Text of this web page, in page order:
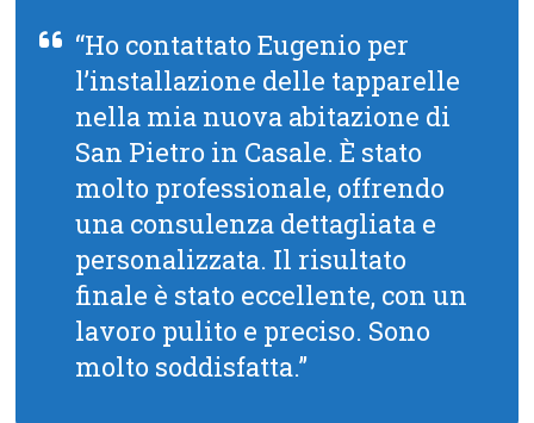
“Ho contattato Eugenio per
l’installazione delle tapparelle
nella mia nuova abitazione di
San Pietro in Casale. È stato
molto professionale, offrendo
una consulenza dettagliata e
personalizzata. Il risultato
finale è stato eccellente, con un
lavoro pulito e preciso. Sono
molto soddisfatta.”